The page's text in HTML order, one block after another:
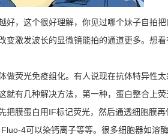
，这个很好理解，你见过哪个妹子自拍
激发波长的显微镜能拍的通道更多。想
荧光免疫组化。有人说现在抗体特异性
有几种解决方法，第一种，蛋白整合上
膜蛋白用IF标记荧光，然后通透细胞膜
4可以染钙离子等等。很多细胞器如溶